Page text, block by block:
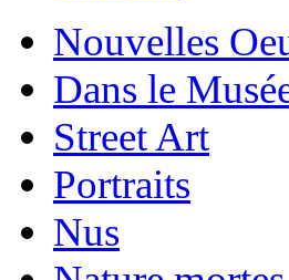
Nouvelles
Dans le
Street Art
Portraits
Nus